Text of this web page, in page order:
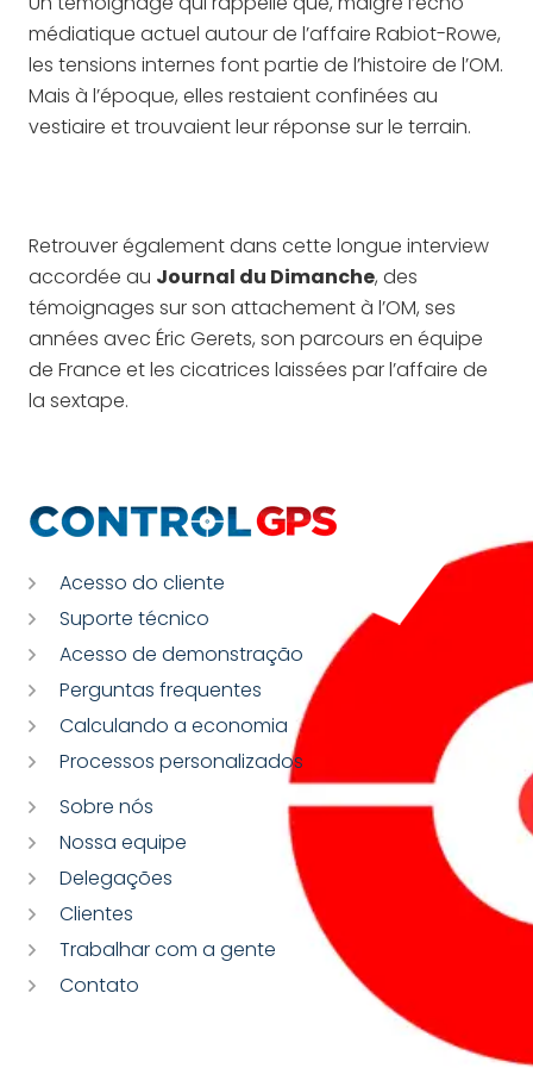
médiatique actuel autour de l’affaire Rabiot-Rowe,
les tensions internes font partie de l’histoire de l’OM.
Mais à l’époque, elles restaient confinées au
vestiaire et trouvaient leur réponse sur le terrain.
Retrouver également dans cette longue interview
accordée au Journal du Dimanche, des
témoignages sur son attachement à l’OM, ses
années avec Éric Gerets, son parcours en équipe
de France et les cicatrices laissées par l’affaire de
la sextape.
Acesso do cliente
Suporte técnico
Acesso de demonstração
Perguntas frequentes
Calculando a economia
Processos personalizados
Sobre nós
Nossa equipe
Delegações
Clientes
Trabalhar com a gente
Contato